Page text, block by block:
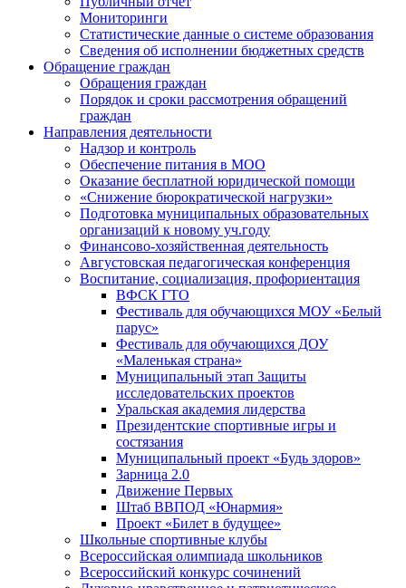
Мониторинги
Статистические данные о системе образования
Сведения об исполнении бюджетных средств
Обращение граждан
Обращения граждан
Порядок и сроки рассмотрения обращений
граждан
Направления деятельности
Надзор и контроль
Обеспечение питания в МОО
Оказание бесплатной юридической помощи
«Снижение бюрократической нагрузки»
Подготовка муниципальных образовательных
организаций к новому уч.году
Финансово-хозяйственная деятельность
Августовская педагогическая конференция
Воспитание, социализация, профориентация
ВФСК ГТО
Фестиваль для обучающихся МОУ «Белый
парус»
Фестиваль для обучающихся ДОУ
«Маленькая страна»
Муниципальный этап Защиты
исследовательских проектов
Уральская академия лидерства
Президентские спортивные игры и
состязания
Муниципальный проект «Будь здоров»
Зарница 2.0
Движение Первых
Штаб ВВПОД «Юнармия»
Проект «Билет в будущее»
Школьные спортивные клубы
Всероссийская олимпиада школьников
Всероссийский конкурс сочинений